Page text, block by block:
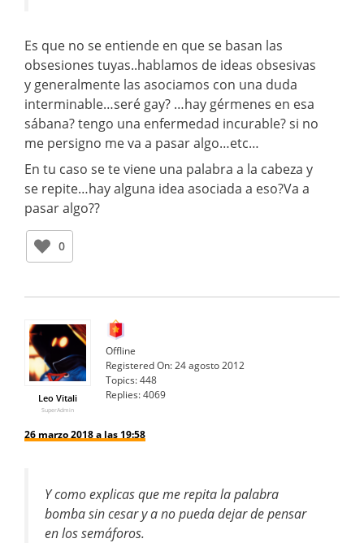
Es que no se entiende en que se basan las
obsesiones tuyas..hablamos de ideas obsesivas
y generalmente las asociamos con una duda
interminable…seré gay? …hay gérmenes en esa
sábana? tengo una enfermedad incurable? si no
me persigno me va a pasar algo…etc…
En tu caso se te viene una palabra a la cabeza y
se repite…hay alguna idea asociada a eso?Va a
pasar algo??
0
Leo Vitali
SuperAdmin
Offline
Registered On:24 agosto 2012
Topics:448
Replies:4069
26 marzo 2018 a las 19:58
Y como explicas que me repita la palabra
bomba sin cesar y a no pueda dejar de pensar
en los semáforos.